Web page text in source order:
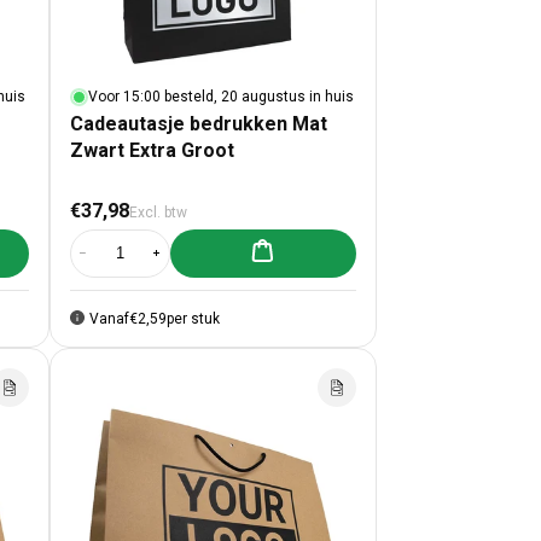
Mat Zwart A3
bedrukken Mat Zwart A3
toevoegen
Voor 15:00 besteld, 20 augustus in huis
Cadeautasje bedrukken Mat
Zwart Extra Groot
Normale prijs
€37,98Excl. btw
Aantal verlagen voor Cadeautasje bedrukken Mat Zwart Extra
Aantal verhogen voor Cadeautasje bedrukken Mat
Aan winkelwagen toevoegen
Vanaf€2,59per stuk